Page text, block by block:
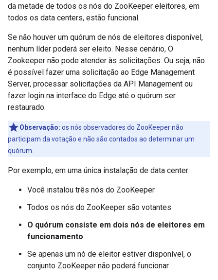
da metade de todos os nós do ZooKeeper eleitores, em
todos os data centers, estão funcional.
Se não houver um quórum de nós de eleitores disponível,
nenhum líder poderá ser eleito. Nesse cenário, O
Zookeeper não pode atender às solicitações. Ou seja, não
é possível fazer uma solicitação ao Edge Management
Server, processar solicitações da API Management ou
fazer login na interface do Edge até o quórum ser
restaurado.
Observação: os nós observadores do ZooKeeper não
participam da votação e não são contados ao determinar um
quórum.
Por exemplo, em uma única instalação de data center:
Você instalou três nós do ZooKeeper
Todos os nós do ZooKeeper são votantes
O quórum consiste em dois nós de eleitores em
funcionamento
Se apenas um nó de eleitor estiver disponível, o
conjunto ZooKeeper não poderá funcionar